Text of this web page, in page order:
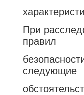
При
правил
следующие